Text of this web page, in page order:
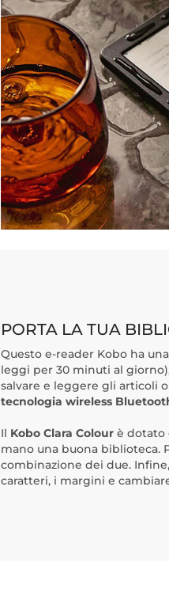
PORTA LA TUA
Questo e-reader Kobo ha
leggi per 30 minuti al
salvare e leggere gli articoli
tecnologia wireless
Il Kobo Clara Colour è
mano una buona biblioteca.
combinazione dei due.
caratteri, i margini e